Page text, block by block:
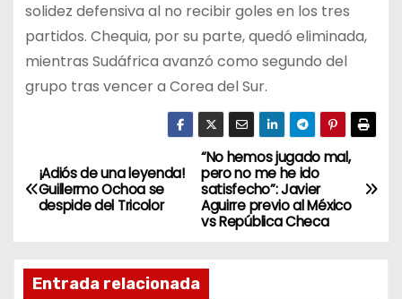
solidez defensiva al no recibir goles en los tres
partidos. Chequia, por su parte, quedó eliminada,
mientras Sudáfrica avanzó como segundo del
grupo tras vencer a Corea del Sur.
N
a
e
“No hemos jugado mal,
pero no me he ido
satisfecho”: Javier
Aguirre previo al México
vs República Checa
¡Adiós de una leyenda!
Guillermo Ochoa se
despide del Tricolor
Entrada relacionada